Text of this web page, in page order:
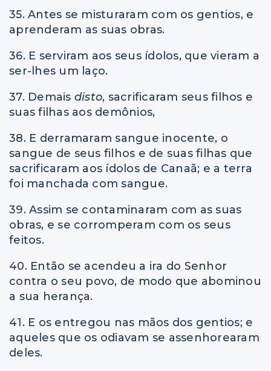
35. Antes se misturaram com os gentios, e
aprenderam as suas obras.
36. E serviram aos seus ídolos, que vieram a
ser-lhes um laço.
37. Demais disto, sacrificaram seus filhos e
suas filhas aos demônios,
38. E derramaram sangue inocente, o
sangue de seus filhos e de suas filhas que
sacrificaram aos ídolos de Canaã; e a terra
foi manchada com sangue.
39. Assim se contaminaram com as suas
obras, e se corromperam com os seus
feitos.
40. Então se acendeu a ira do Senhor
contra o seu povo, de modo que abominou
a sua herança.
41. E os entregou nas mãos dos gentios; e
aqueles que os odiavam se assenhorearam
deles.